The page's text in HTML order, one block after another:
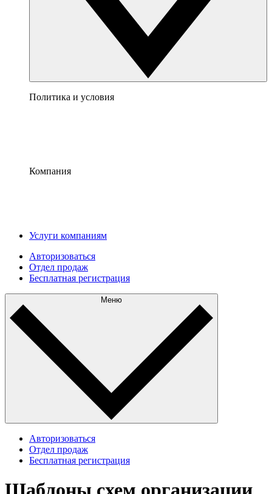
Политика и условия
Компания
Услуги компаниям
Авторизоваться
Отдел продаж
Бесплатная регистрация
Меню
Авторизоваться
Отдел продаж
Бесплатная регистрация